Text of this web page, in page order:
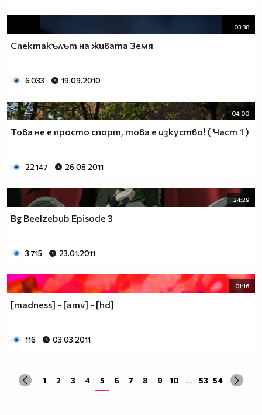
03:38
Спектакълът на живата Земя
6 033 19.09.2010
04:00
Това не е просто спорт, това е изкуство! ( Част 1 )
22 147 26.08.2011
24:29
Bg Beelzebub Episode 3
3 715 23.01.2011
01:16
[madness] - [amv] - [hd]
116 03.03.2011
1 2 3 4 5 6 7 8 9 10 ... 53 54